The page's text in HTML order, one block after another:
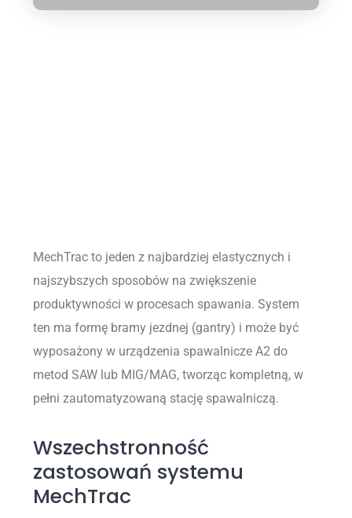
MechTrac to jeden z najbardziej elastycznych i
najszybszych sposobów na zwiększenie
produktywności w procesach spawania. System
ten ma formę bramy jezdnej (gantry) i może być
wyposażony w urządzenia spawalnicze A2 do
metod SAW lub MIG/MAG, tworząc kompletną, w
pełni zautomatyzowaną stację spawalniczą.
Wszechstronność
zastosowań systemu
MechTrac